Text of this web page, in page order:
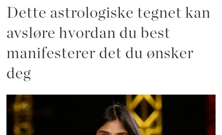
Dette astrologiske tegnet kan
avsløre hvordan du best
manifesterer det du ønsker
deg